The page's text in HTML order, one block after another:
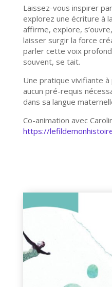
Laissez-vous inspirer
explorez une écriture à
affirme, explore,
laisser surgir la force
parler cette voix
souvent, se tait.
Une pratique vivifiante
aucun pré-requis
dans sa langue
Co-animation avec
https://